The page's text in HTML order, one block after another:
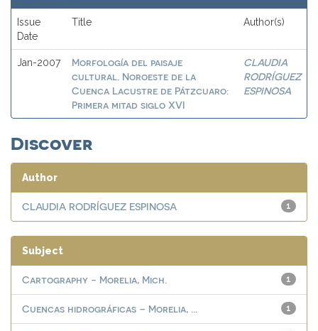
Issue
Date
Title Author(s)
Jan-2007
Morfología del paisaje
cultural. Noroeste de la
Cuenca Lacustre de Pátzcuaro:
Primera mitad siglo XVI
CLAUDIA
RODRÍGUEZ
ESPINOSA
Discover
Author
1
CLAUDIA RODRÍGUEZ ESPINOSA
Subject
1
Cartography - Morelia, Mich.
1
Cuencas hidrográficas – Morelia, ...